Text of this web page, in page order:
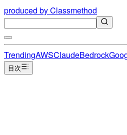
produced by Classmethod
TrendingAWSClaudeBedrock
目次